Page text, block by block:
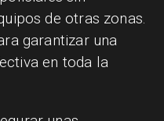
de otras zonas.
garantizar una
en toda la